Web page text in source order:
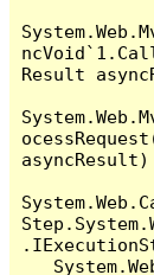
Result
asyncResult)